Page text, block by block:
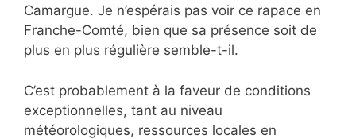
Camargue. Je n’espérais pas voir ce rapace en
Franche-Comté, bien que sa présence soit de
plus en plus régulière semble-t-il.
C’est probablement à la faveur de conditions
exceptionnelles, tant au niveau
météorologiques, ressources locales en